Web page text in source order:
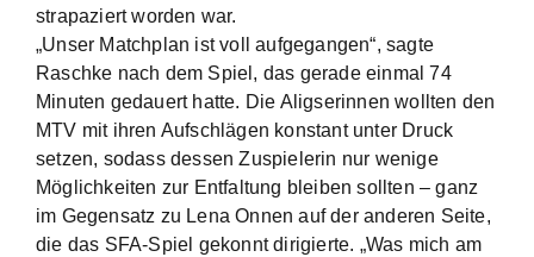
strapaziert worden war.
„Unser Matchplan ist voll aufgegangen“, sagte
Raschke nach dem Spiel, das gerade einmal 74
Minuten gedauert hatte. Die Aligserinnen wollten den
MTV mit ihren Aufschlägen konstant unter Druck
setzen, sodass dessen Zuspielerin nur wenige
Möglichkeiten zur Entfaltung bleiben sollten – ganz
im Gegensatz zu Lena Onnen auf der anderen Seite,
die das SFA-Spiel gekonnt dirigierte. „Was mich am